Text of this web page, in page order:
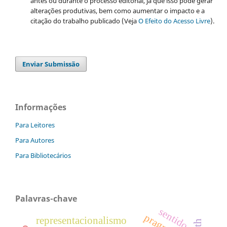
alterações produtivas, bem como aumentar o impacto e a
citação do trabalho publicado (VejaO Efeito do Acesso Livre).
Enviar Submissão
Informações
Para Leitores
Para Autores
Para Bibliotecários
Palavras-chave
representacionalismo sentido